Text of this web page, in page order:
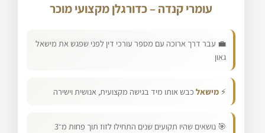
עומרי קנדה – כדורגלן מקצועי מוכר
💼 עבר דרך ארוכה עם מספר עורכי דין לפני שפגש את מישאל
גאון
⚡ מישאל כבש אותו מיד בגישה מקצועית, אנושית וישירה
🎯 נושאים שהיו תקועים שנים התחילו לזוז תוך פחות מ־3